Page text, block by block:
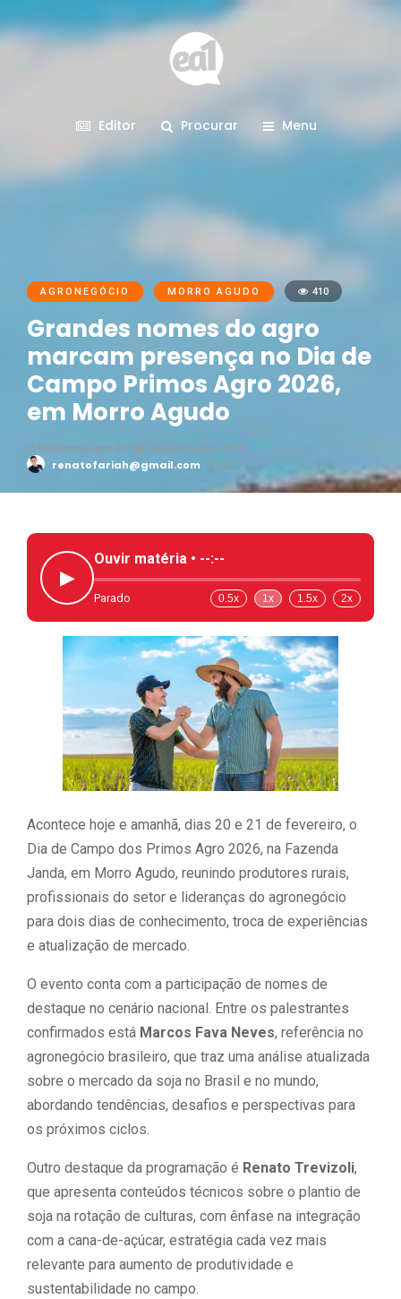
Editor Procurar Menu
AGRONEGÓCIO MORRO AGUDO 410
Grandes nomes do agro
marcam presença no Dia de
Campo Primos Agro 2026,
em Morro Agudo
Publicado em 20 de fevereiro de 2026
renatofariah@gmail.com
0
▶
Ouvir matéria • --:--
Parado 0.5x 1x 1.5x 2x
Acontece hoje e amanhã, dias 20 e 21 de fevereiro, o
Dia de Campo dos Primos Agro 2026, na Fazenda
Janda, em Morro Agudo, reunindo produtores rurais,
profissionais do setor e lideranças do agronegócio
para dois dias de conhecimento, troca de experiências
e atualização de mercado.
O evento conta com a participação de nomes de
destaque no cenário nacional. Entre os palestrantes
confirmados está Marcos Fava Neves, referência no
agronegócio brasileiro, que traz uma análise atualizada
sobre o mercado da soja no Brasil e no mundo,
abordando tendências, desafios e perspectivas para
os próximos ciclos.
Outro destaque da programação é Renato Trevizoli,
que apresenta conteúdos técnicos sobre o plantio de
soja na rotação de culturas, com ênfase na integração
com a cana-de-açúcar, estratégia cada vez mais
relevante para aumento de produtividade e
sustentabilidade no campo.